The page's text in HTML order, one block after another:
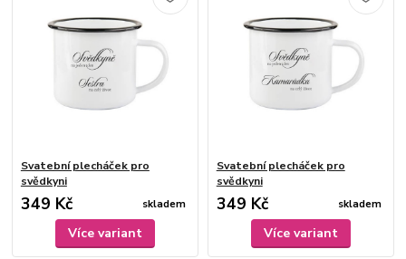
Svatební plecháček pro
svědkyni
349 Kč skladem
Více variant
Svatební plecháček pro
svědkyni
349 Kč skladem
Více variant